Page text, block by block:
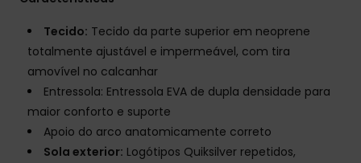
Tecido: Tecido da parte superior em neoprene
totalmente ajustável e impermeável, com tira
amovível no calcanhar
Entressola: Entressola EVA de dupla densidade para
maior conforto e suporte
Apoio do arco anatomicamente correto
Sola exterior: Logótipos Quiksilver repetidos,